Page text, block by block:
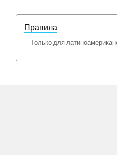
Правила
Только для